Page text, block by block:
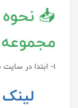
📥
1- ابتدا در سایت متاباران ثبت‌نام کنید.